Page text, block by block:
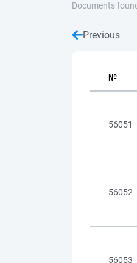
Documents
Previous
№
56051
56052
56053